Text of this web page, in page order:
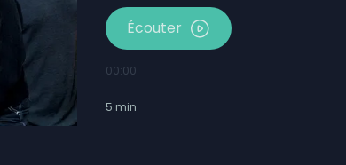
Écouter
00:00
5 min